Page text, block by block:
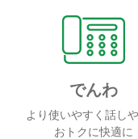
でんわ
より使いやすく話し
おトクに快適に